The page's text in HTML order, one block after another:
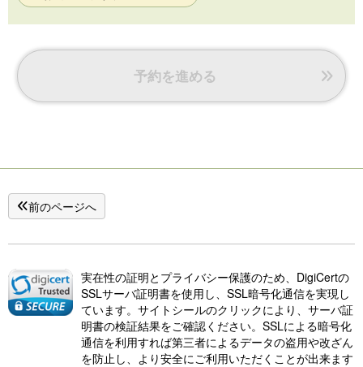
予約を進める
前のページへ
実在性の証明とプライバシー保護のため、DigiCertの
SSLサーバ証明書を使用し、SSL暗号化通信を実現し
ています。サイトシールのクリックにより、サーバ証
明書の検証結果をご確認ください。SSLによる暗号化
通信を利用すれば第三者によるデータの盗用や改ざん
を防止し、より安全にご利用いただくことが出来ます